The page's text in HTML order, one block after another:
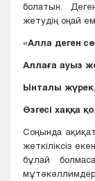
болатын.
жетудің оңай
«Алла деген
Аллаға ауыз
Ынталы
Өзгесі хаққа
Соңында
жеткіліксіз
бұлай